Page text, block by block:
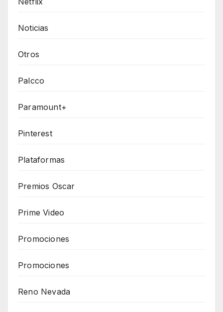
Noticias
Otros
Palcco
Paramount+
Pinterest
Plataformas
Premios Oscar
Prime Video
Promociones
Promociones
Reno Nevada